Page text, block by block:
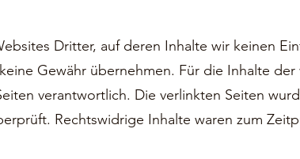
Dritter, auf deren Inhalte wir keinen
Gewähr übernehmen. Für die Inhalte
verantwortlich. Die verlinkten Seiten
Rechtswidrige Inhalte waren zum